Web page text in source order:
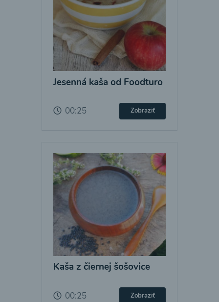
Jesenná kaša od Foodturo
00:25 Zobraziť
Kaša z čiernej šošovice
00:25 Zobraziť